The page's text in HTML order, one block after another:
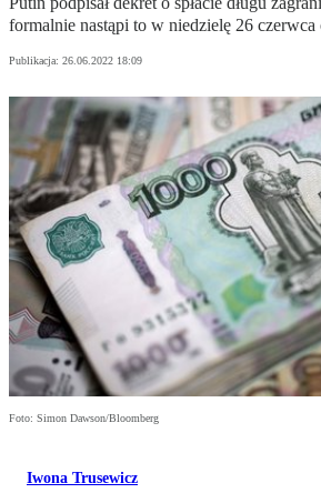
formalnie nastąpi to w niedzielę 26 czerwca
Publikacja: 26.06.2022 18:09
Foto: Simon Dawson/Bloomberg
Iwona Trusewicz